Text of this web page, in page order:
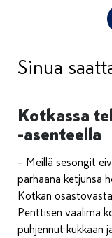
Sinua
Kotkassa
-asenteella
– Meillä sesongit
parhaana ketjunsa
Kotkan
Penttisen vaalima
puhjennut kukkaan